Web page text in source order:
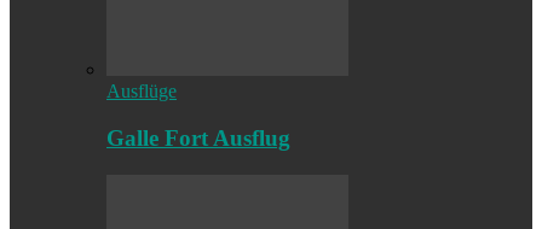
Ausflüge
Galle Fort Ausflug